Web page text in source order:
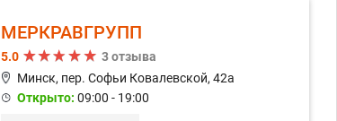
МЕРКРАВГРУПП
5.0
3 отзыва
Минск, пер. Софьи Ковалевской, 42а
Открыто: 09:00 - 19:00